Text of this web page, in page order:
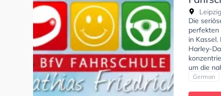
Die
perfekten
in
Harley-
um die
German